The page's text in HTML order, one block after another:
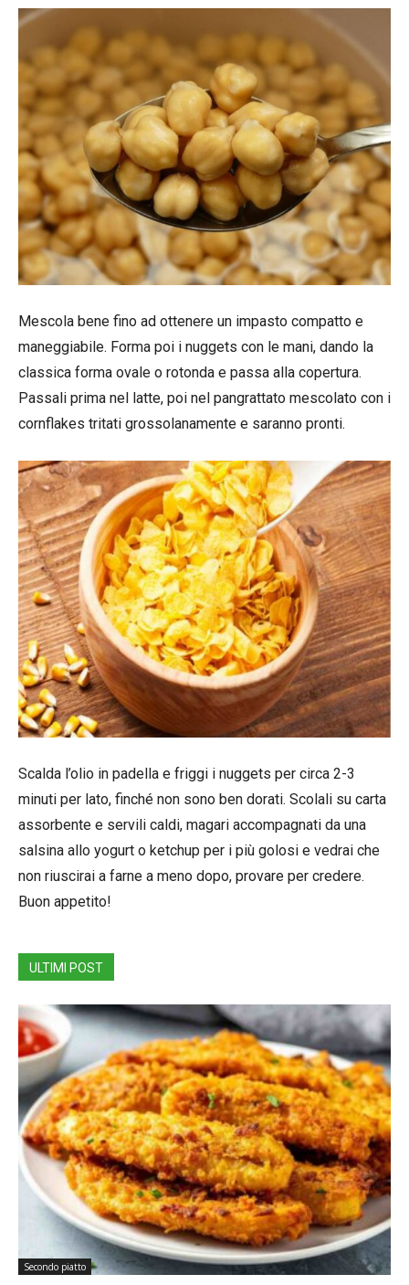
Mescola bene fino ad ottenere un impasto compatto e
maneggiabile. Forma poi i nuggets con le mani, dando la
classica forma ovale o rotonda e passa alla copertura.
Passali prima nel latte, poi nel pangrattato mescolato con i
cornflakes tritati grossolanamente e saranno pronti.
Scalda l’olio in padella e friggi i nuggets per circa 2-3
minuti per lato, finché non sono ben dorati. Scolali su carta
assorbente e servili caldi, magari accompagnati da una
salsina allo yogurt o ketchup per i più golosi e vedrai che
non riuscirai a farne a meno dopo, provare per credere.
Buon appetito!
ULTIMI POST
Secondo piatto